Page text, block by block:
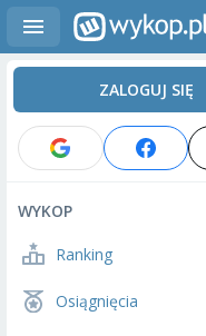
ZALOGUJ SIĘ
WYKOP
Ranking
Osiągnięcia